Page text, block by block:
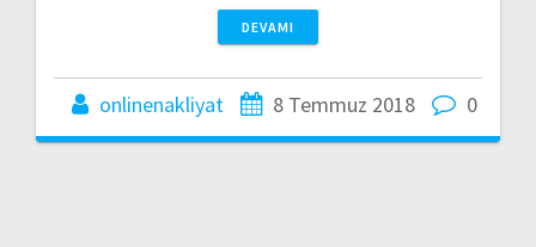
DEVAMI
onlinenakliyat 8 Temmuz 2018 0